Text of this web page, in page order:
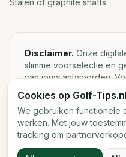
Stalen of graphite shafts
Disclaimer. Onze
slimme voorselectie en
van jouw antwoorden.
loft, lie, shaftgewicht en
fitting met launch monitor
2026Golf-Tips.nl — Het
Cookies op Golf-Tips.nl
We gebruiken functionele
werken. Met jouw
tracking om